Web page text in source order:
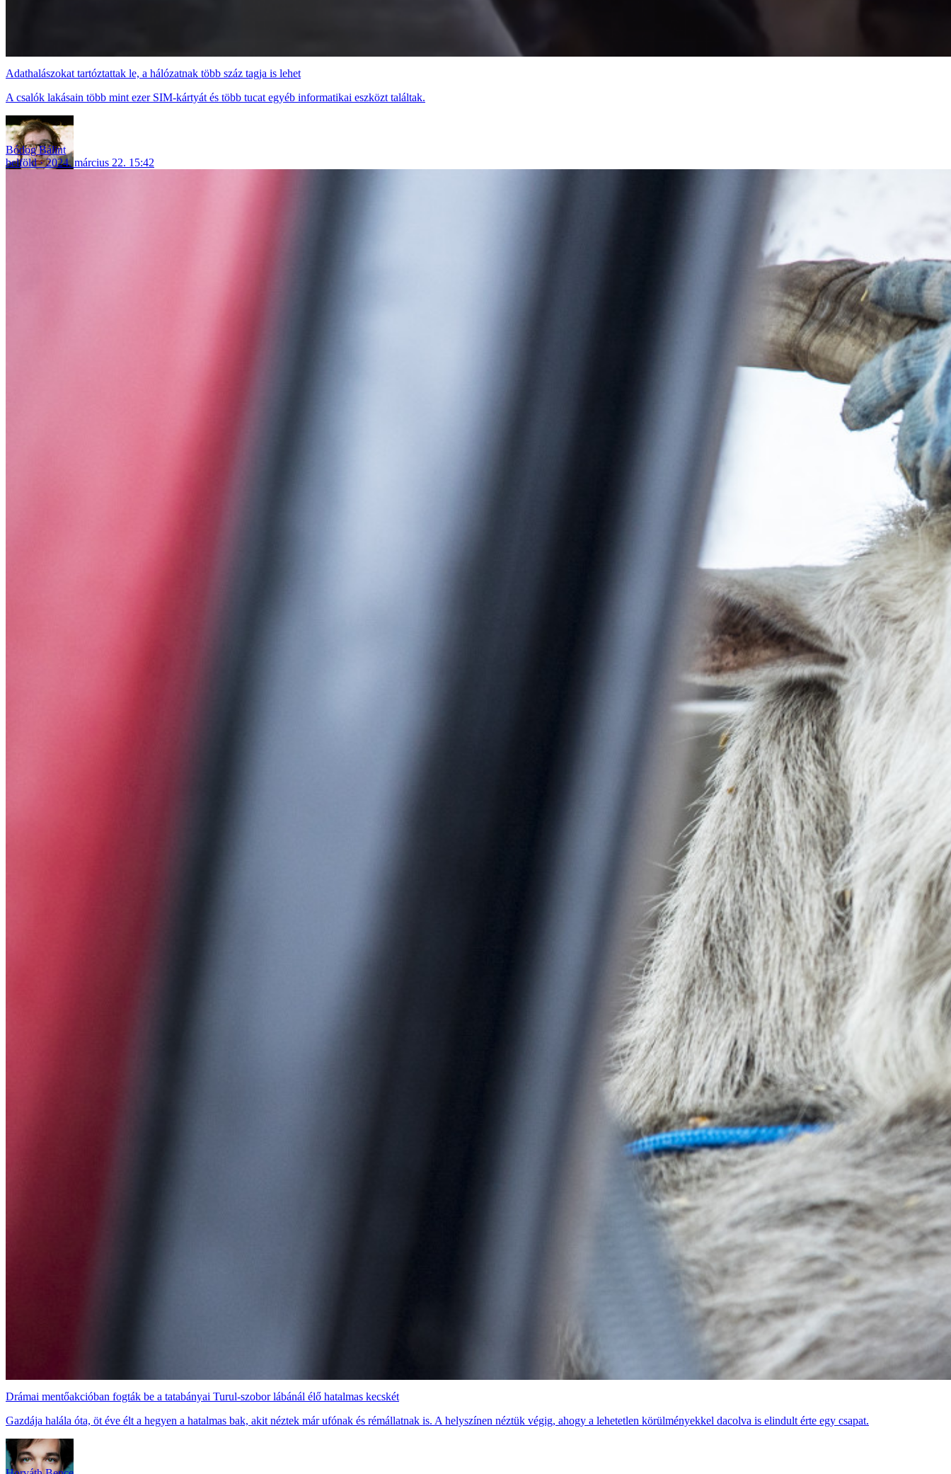
Adathalászokat tartóztattak le, a hálózatnak több száz tagja is lehet
A csalók lakásain több mint ezer SIM-kártyát és több tucat egyéb informatikai eszközt találtak.
Bódog Bálint
belföld
2024. március 22. 15:42
Drámai mentőakcióban fogták be a tatabányai Turul-szobor lábánál élő hatalmas kecskét
Gazdája halála óta, öt éve élt a hegyen a hatalmas bak, akit néztek már ufónak és rémállatnak is. A helyszínen néztük végig, ahogy a lehetetlen körülményekkel dacolva is elindult érte egy csapat.